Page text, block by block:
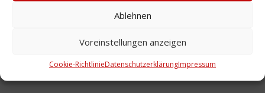
Ablehnen
Voreinstellungen anzeigen
Cookie-RichtlinieDatenschutzerklärungImpressum
Über uns Impressum Datenschutzerklärung